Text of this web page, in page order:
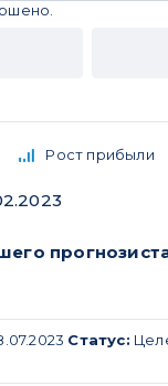
Рост прибыли
Статус: